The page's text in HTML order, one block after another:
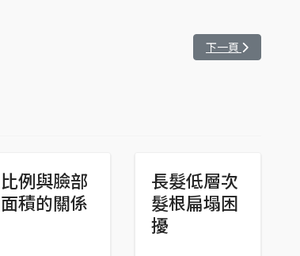
下一篇文章: 你的
下一頁
比例與臉部
面積的關係
長髮低層次
髮根扁塌困
擾